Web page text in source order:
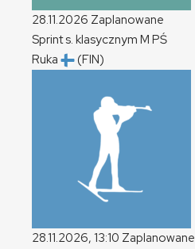
28.11.2026 Zaplanowane
Sprint s. klasycznym M PŚ
Ruka
(FIN)
28.11.2026, 13:10 Zaplanowane